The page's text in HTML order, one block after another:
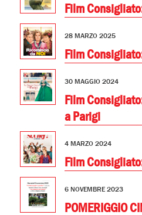
Film
28 MARZO 2025
Film
30 MAGGIO 2024
Film
a Parigi
4 MARZO 2024
Film
6 NOVEMBRE 2023
POMERIGGIO